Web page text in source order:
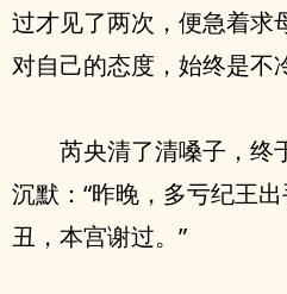
过才见了两次，便急着求
对自己的态度，始终是不
芮央清了清嗓子，终
沉默：“昨晚，多亏纪王
丑，本宫谢过。”